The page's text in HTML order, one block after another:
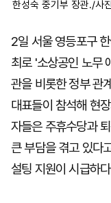
한성숙 중기부 장관./사
2일 서울 영등포구
최로 '소상공인 노무
관을 비롯한 정부 관
대표들이 참석해 현
자들은 주휴수당과
큰 부담을 겪고 있다
설팅 지원이 시급하